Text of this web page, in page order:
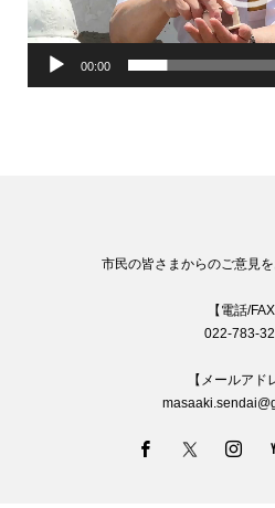
00:00
市民の皆さまからのご意見
【電話/FAX
022-783-
【メールアド